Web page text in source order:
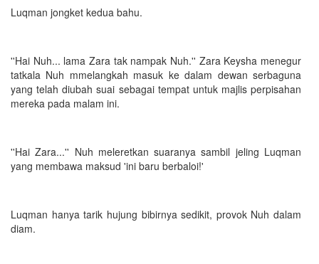
Luqman jongket kedua bahu.
''Hai Nuh... lama Zara tak nampak Nuh.'' Zara Keysha menegur
tatkala Nuh mmelangkah masuk ke dalam dewan serbaguna
yang telah diubah suai sebagai tempat untuk majlis perpisahan
mereka pada malam ini.
''Hai Zara...'' Nuh meleretkan suaranya sambil jeling Luqman
yang membawa maksud 'ini baru berbaloi!'
Luqman hanya tarik hujung bibirnya sedikit, provok Nuh dalam
diam.